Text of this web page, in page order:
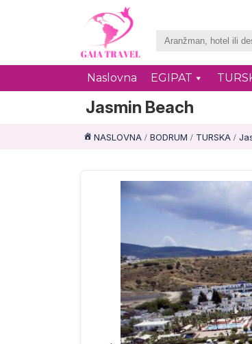
Naslovna EGIPAT
Jasmin Beach
NASLOVNA BODRUM TURSKA